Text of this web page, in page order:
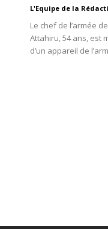
L'Equipe de la
Le chef de l’armée
Attahiru, 54 ans, est
d’un appareil de